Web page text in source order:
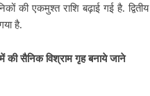
की एकमुश्त राशि बढ़ाई गई है. द्वितीय
है.
की सैनिक विश्राम गृह बनाये जाने